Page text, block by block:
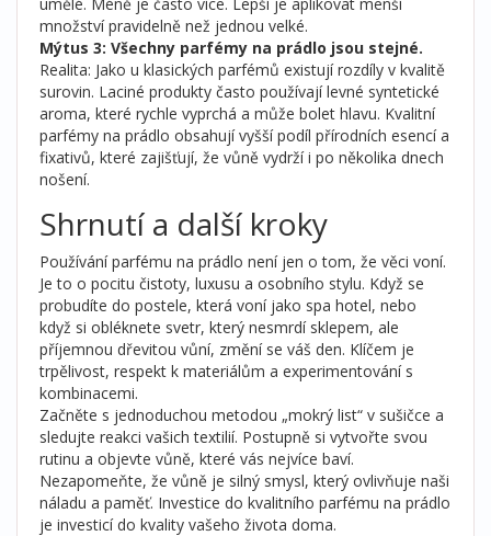
množství pravidelně než jednou velké.
Mýtus 3: Všechny parfémy na prádlo jsou stejné.
Realita: Jako u klasických parfémů existují rozdíly v kvalitě
surovin. Laciné produkty často používají levné syntetické
aroma, které rychle vyprchá a může bolet hlavu. Kvalitní
parfémy na prádlo obsahují vyšší podíl přírodních esencí a
fixativů, které zajišťují, že vůně vydrží i po několika dnech
nošení.
Shrnutí a další kroky
Používání parfému na prádlo není jen o tom, že věci voní.
Je to o pocitu čistoty, luxusu a osobního stylu. Když se
probudíte do postele, která voní jako spa hotel, nebo
když si obléknete svetr, který nesmrdí sklepem, ale
příjemnou dřevitou vůní, změní se váš den. Klíčem je
trpělivost, respekt k materiálům a experimentování s
kombinacemi.
Začněte s jednoduchou metodou „mokrý list“ v sušičce a
sledujte reakci vašich textilií. Postupně si vytvořte svou
rutinu a objevte vůně, které vás nejvíce baví.
Nezapomeňte, že vůně je silný smysl, který ovlivňuje naši
náladu a paměť. Investice do kvalitního parfému na prádlo
je investicí do kvality vašeho života doma.